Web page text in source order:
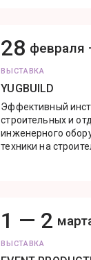
28 февраля
ВЫСТАВКА
YUGBUILD
Эффективный
строительных и
инженерного
техники на
1 — 2
ВЫСТАВКА